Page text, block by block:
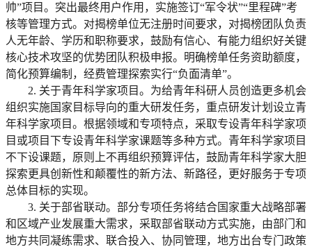
帅”项目。突出最终用户作用，实施签订“军令状”“里程碑”考
核等管理方式。对揭榜单位无注册时间要求，对揭榜团队负责
人无年龄、学历和职称要求，鼓励有信心、有能力组织好关键
核心技术攻坚的优势团队积极申报。明确榜单任务资助额度，
简化预算编制，经费管理探索实行“负面清单”。
2. 关于青年科学家项目。为给青年科研人员创造更多机会
组织实施国家目标导向的重大研发任务，重点研发计划设立青
年科学家项目。根据领域和专项特点，采取专设青年科学家项
目或项目下专设青年科学家课题等多种方式。青年科学家项目
不下设课题，原则上不再组织预算评估，鼓励青年科学家大胆
探索更具创新性和颠覆性的新方法、新路径，更好服务于专项
总体目标的实现。
3. 关于部省联动。部分专项任务将结合国家重大战略部署
和区域产业发展重大需求，采取部省联动方式实施，由部门和
地方共同凝练需求、联合投入、协同管理，地方出台专门政策